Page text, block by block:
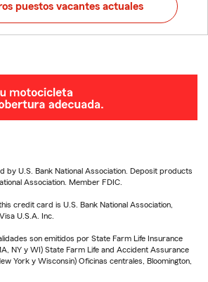
puestos vacantes actuales
by U.S. Bank National Association. Deposit products
Association. Member FDIC.
credit card is U.S. Bank National Association,
U.S.A. Inc.
son emitidos por State Farm Life Insurance
NY y WI) State Farm Life and Accident Assurance
York y Wisconsin) Oficinas centrales, Bloomington,